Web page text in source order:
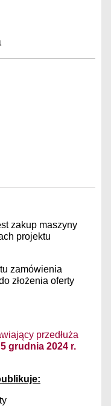
zakup maszyny
projektu
zamówienia
złożenia oferty
przedłuża
grudnia 2024 r.